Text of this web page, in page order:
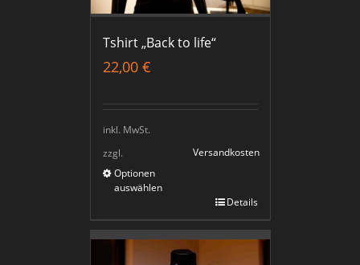
Tshirt „Back to life“
22,00 €
inkl. MwSt.
zzgl.
Versandkosten
Optionen
auswählen
Details